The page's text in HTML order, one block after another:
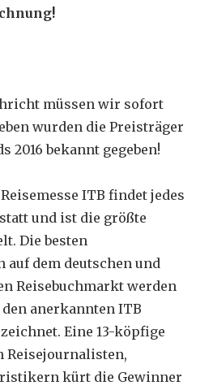
müssen wir sofort
wurden die Preisträger
2016 bekannt gegeben!
ITB findet jedes
und ist die größte
Die besten
auf dem deutschen und
Reisebuchmarkt werden
anerkannten ITB
Eine 13-köpfige
Reisejournalisten,
kürt die Gewinner